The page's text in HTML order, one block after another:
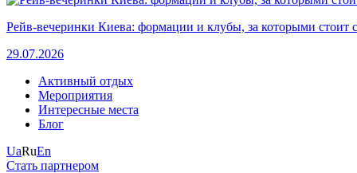
Рейв-вечеринки Киева: формации и клубы, за которыми стоит
29.07.2026
Активный отдых
Мероприятия
Интересные места
Блог
UaRuEn
Стать партнером